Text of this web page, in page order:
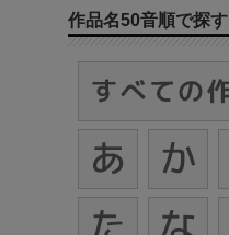
作品名50音順で探す